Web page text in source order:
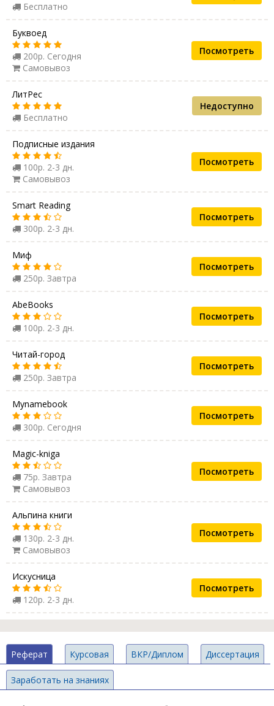
Бесплатно
Буквоед
200р. Сегодня
Самовывоз
Посмотреть
ЛитРес
Бесплатно
Недоступно
Подписные издания
100р. 2-3 дн.
Самовывоз
Посмотреть
Smart Reading
300р. 2-3 дн.
Посмотреть
Миф
250р. Завтра
Посмотреть
AbeBooks
100р. 2-3 дн.
Посмотреть
Читай-город
250р. Завтра
Посмотреть
Mynamebook
300р. Сегодня
Посмотреть
Magic-kniga
75р. Завтра
Самовывоз
Посмотреть
Альпина книги
130р. 2-3 дн.
Самовывоз
Посмотреть
Искусница
120р. 2-3 дн.
Посмотреть
Реферат Курсовая ВКР/Диплом Диссертация
Заработать на знаниях